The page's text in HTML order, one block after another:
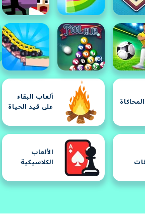
ألعاب البقاء
على قيد الحياة
الألعاب
الكلاسيكية